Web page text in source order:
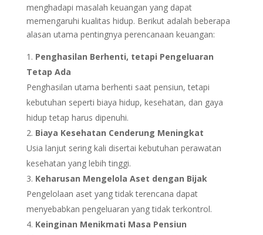
menghadapi masalah keuangan yang dapat
memengaruhi kualitas hidup. Berikut adalah beberapa
alasan utama pentingnya perencanaan keuangan:
Penghasilan Berhenti, tetapi Pengeluaran
Tetap Ada
Penghasilan utama berhenti saat pensiun, tetapi
kebutuhan seperti biaya hidup, kesehatan, dan gaya
hidup tetap harus dipenuhi.
Biaya Kesehatan Cenderung Meningkat
Usia lanjut sering kali disertai kebutuhan perawatan
kesehatan yang lebih tinggi.
Keharusan Mengelola Aset dengan Bijak
Pengelolaan aset yang tidak terencana dapat
menyebabkan pengeluaran yang tidak terkontrol.
Keinginan Menikmati Masa Pensiun